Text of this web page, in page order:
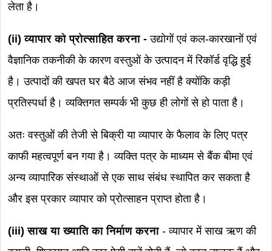
लेता है।
(ii) व्यापार को प्रोत्साहित करना - उद्योगों एवं कल-कारखानों एवं
वैज्ञानिक तकनीकी के कारण वस्तुओं के उत्पादन में रिकॉर्ड वृद्धि हुई
है। उत्पादों की खपत घर बैठे आज संभव नहीं है क्योंकि कड़ी
प्रतिस्पर्धा है। व्यक्तिगत सम्पर्क भी कुछ ही लोगों से हो पाता है।
अतः वस्तुओं की तेजी से बिक्री या व्यापार के फैलाव के लिए पत्र
काफी महत्वपूर्ण बन गया है। व्यक्ति पत्र के माध्यम से बैंक बीमा एवं
अन्य व्यापारिक संस्थाओं से एक साथ संबंध स्थापित कर सकता है
और इस प्रकार व्यापार को प्रोत्साहन प्राप्त होता है।
(iii) साख या ख्याति का निर्माण करना - व्यापार में साख ऋण की